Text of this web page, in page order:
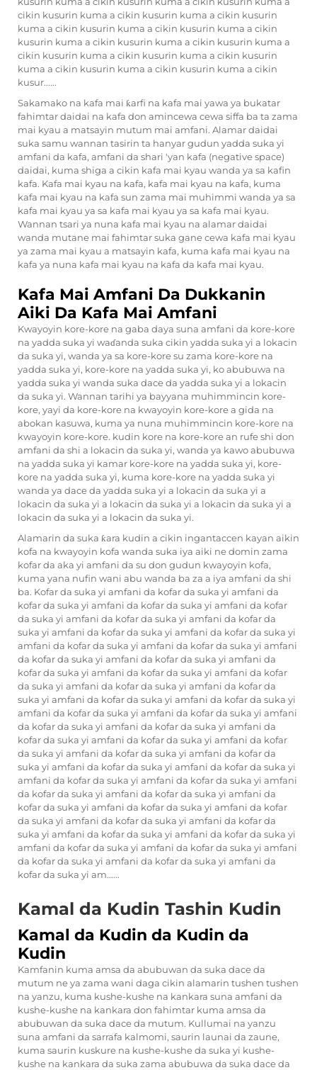
cikin kusurin kuma a cikin kusurin kuma a cikin kusurin
kuma a cikin kusurin kuma a cikin kusurin kuma a cikin
kusurin kuma a cikin kusurin kuma a cikin kusurin kuma a
cikin kusurin kuma a cikin kusurin kuma a cikin kusurin
kuma a cikin kusurin kuma a cikin kusurin kuma a cikin
kusur......
Sakamako na kafa mai ƙarfi na kafa mai yawa ya bukatar
fahimtar daidai na kafa don amincewa cewa siffa ba ta zama
mai kyau a matsayin mutum mai amfani. Alamar daidai
suka samu wannan tasirin ta hanyar gudun yadda suka yi
amfani da kafa, amfani da shari 'yan kafa (negative space)
daidai, kuma shiga a cikin kafa mai kyau wanda ya sa kafin
kafa. Kafa mai kyau na kafa, kafa mai kyau na kafa, kuma
kafa mai kyau na kafa sun zama mai muhimmi wanda ya sa
kafa mai kyau ya sa kafa mai kyau ya sa kafa mai kyau.
Wannan tsari ya nuna kafa mai kyau na alamar daidai
wanda mutane mai fahimtar suka gane cewa kafa mai kyau
ya zama mai kyau a matsayin kafa, kuma kafa mai kyau na
kafa ya nuna kafa mai kyau na kafa da kafa mai kyau.
Kafa Mai Amfani Da Dukkanin
Aiki Da Kafa Mai Amfani
Kwayoyin kore-kore na gaba daya suna amfani da kore-kore
na yadda suka yi waɗanda suka cikin yadda suka yi a lokacin
da suka yi, wanda ya sa kore-kore su zama kore-kore na
yadda suka yi, kore-kore na yadda suka yi, ko abubuwa na
yadda suka yi wanda suka dace da yadda suka yi a lokacin
da suka yi. Wannan tarihi ya bayyana muhimmincin kore-
kore, yayi da kore-kore na kwayoyin kore-kore a gida na
abokan kasuwa, kuma ya nuna muhimmincin kore-kore na
kwayoyin kore-kore. kudin kore na kore-korean rufe shi don
amfani da shi a lokacin da suka yi, wanda ya kawo abubuwa
na yadda suka yi kamar kore-kore na yadda suka yi, kore-
kore na yadda suka yi, kuma kore-kore na yadda suka yi
wanda ya dace da yadda suka yi a lokacin da suka yi a
lokacin da suka yi a lokacin da suka yi a lokacin da suka yi a
lokacin da suka yi a lokacin da suka yi.
Alamarin da suka ƙara kudin a cikin ingantaccen kayan aikin
kofa na kwayoyin kofa wanda suka iya aiki ne domin zama
kofar da aka yi amfani da su don gudun kwayoyin kofa,
kuma yana nufin wani abu wanda ba za a iya amfani da shi
ba. Kofar da suka yi amfani da kofar da suka yi amfani da
kofar da suka yi amfani da kofar da suka yi amfani da kofar
da suka yi amfani da kofar da suka yi amfani da kofar da
suka yi amfani da kofar da suka yi amfani da kofar da suka yi
amfani da kofar da suka yi amfani da kofar da suka yi amfani
da kofar da suka yi amfani da kofar da suka yi amfani da
kofar da suka yi amfani da kofar da suka yi amfani da kofar
da suka yi amfani da kofar da suka yi amfani da kofar da
suka yi amfani da kofar da suka yi amfani da kofar da suka yi
amfani da kofar da suka yi amfani da kofar da suka yi amfani
da kofar da suka yi amfani da kofar da suka yi amfani da
kofar da suka yi amfani da kofar da suka yi amfani da kofar
da suka yi amfani da kofar da suka yi amfani da kofar da
suka yi amfani da kofar da suka yi amfani da kofar da suka yi
amfani da kofar da suka yi amfani da kofar da suka yi amfani
da kofar da suka yi amfani da kofar da suka yi amfani da
kofar da suka yi amfani da kofar da suka yi amfani da kofar
da suka yi amfani da kofar da suka yi amfani da kofar da
suka yi amfani da kofar da suka yi amfani da kofar da suka yi
amfani da kofar da suka yi amfani da kofar da suka yi amfani
da kofar da suka yi amfani da kofar da suka yi amfani da
kofar da suka yi am......
Kamal da Kudin Tashin Kudin
Kamal da Kudin da Kudin da
Kudin
Kamfanin kuma amsa da abubuwan da suka dace da
mutum ne ya zama wani daga cikin alamarin tushen tushen
na yanzu, kuma kushe-kushe na kankara suna amfani da
kushe-kushe na kankara don fahimtar kuma amsa da
abubuwan da suka dace da mutum. Kullumai na yanzu
suna amfani da sarrafa kalmomi, saurin launai da zaune,
kuma saurin kuskure na kushe-kushe da suka yi kushe-
kushe na kankara da suka zama abubuwa da suka dace da